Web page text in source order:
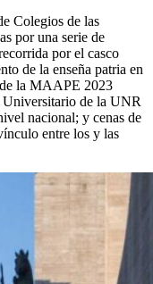
Colegios de las
por una serie de
por el casco
de la enseña patria en
la MAAPE 2023
Universitario de la UNR
nacional; y cenas de
entre los y las